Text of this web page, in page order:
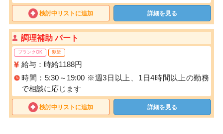
検討中リストに追加 詳細を見る
調理補助 パート
ブランクOK 駅近
給与：時給1188円
時間：5:30～19:00 ※週3日以上、1日4時間以上の勤務
で相談に応じます
検討中リストに追加 詳細を見る